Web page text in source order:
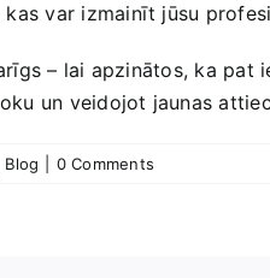
var izmainīt jūsu
– lai apzinātos, ka pat
​un veidojot jaunas
Blog 0 Comments